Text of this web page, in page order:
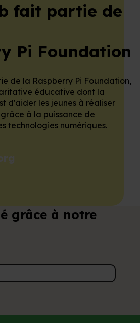
fait partie de
Pi Foundation
de la Raspberry Pi Foundation,
éducative dont la
d'aider les jeunes à réaliser
à la puissance de
technologies numériques.
grâce à notre